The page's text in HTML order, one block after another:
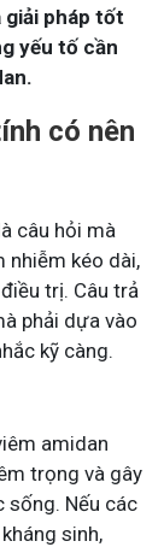
giải pháp tốt
yếu tố cần
có nên
câu hỏi mà
nhiễm kéo dài,
trị. Câu trả
phải dựa vào
kỹ càng.
amidan
trọng và gây
sống. Nếu các
sinh,